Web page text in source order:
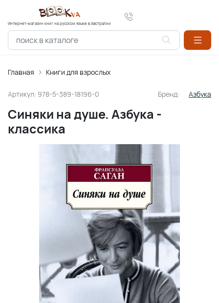
Интернет-магазин книг на русском языке в Австралии
Главная Книги для взрослых
Артикул: 978-5-389-18196-0 Бренд: Азбука
Синяки на душе. Азбука -
классика